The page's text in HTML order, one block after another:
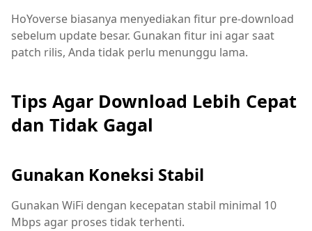
HoYoverse biasanya menyediakan fitur pre-download
sebelum update besar. Gunakan fitur ini agar saat
patch rilis, Anda tidak perlu menunggu lama.
Tips Agar Download Lebih Cepat
dan Tidak Gagal
Gunakan Koneksi Stabil
Gunakan WiFi dengan kecepatan stabil minimal 10
Mbps agar proses tidak terhenti.